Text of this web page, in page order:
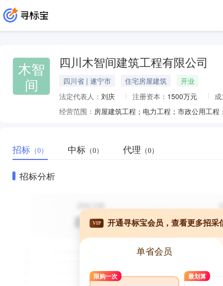
木智
间
四川木智间建筑工程有限公司
四川省 | 遂宁市 住宅房屋建筑
开业
法定代表人： 刘庆 注册资本： 1500万元
经营范围：
招标 （0） 中标 （0） 代理 （0）
招标分析
VIP 开通寻标宝会员，查看更多招采
单省会员
限购一次 最划算